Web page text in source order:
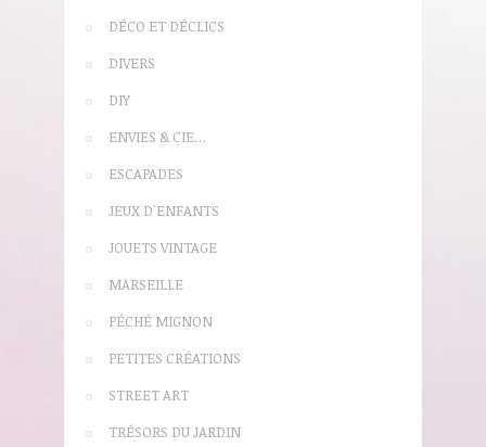
DÉCO ET DÉCLICS
DIVERS
DIY
ENVIES & CIE…
ESCAPADES
JEUX D'ENFANTS
JOUETS VINTAGE
MARSEILLE
PÉCHÉ MIGNON
PETITES CRÉATIONS
STREET ART
TRÉSORS DU JARDIN